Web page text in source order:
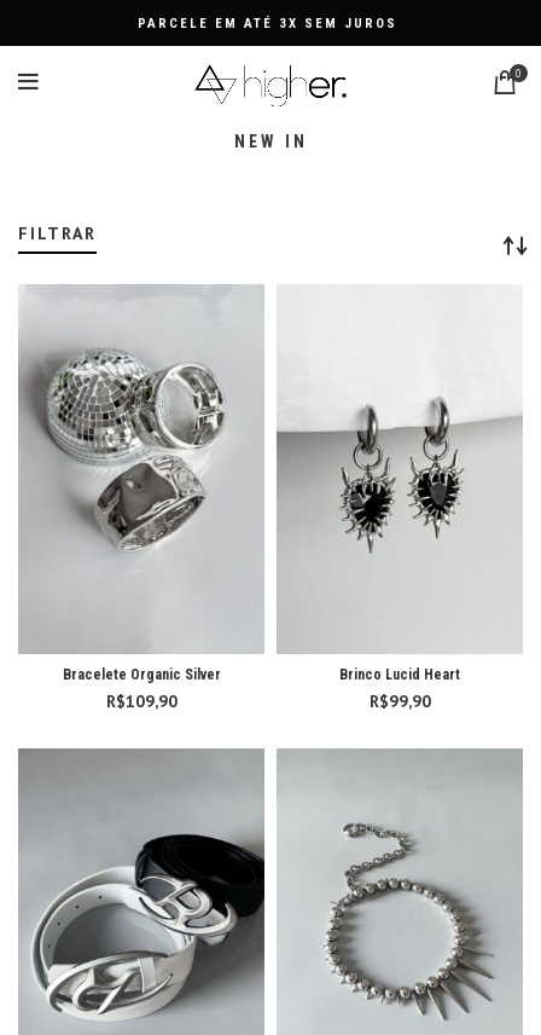
PARCELE EM ATÉ 3X SEM JUROS
0
NEW IN
FILTRAR
Bracelete Organic Silver
R$109,90
Brinco Lucid Heart
R$99,90